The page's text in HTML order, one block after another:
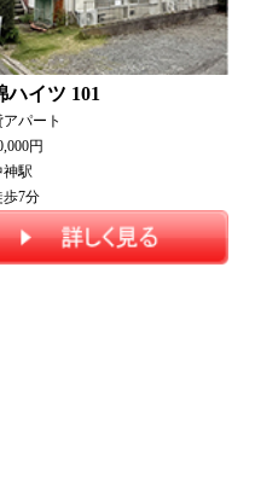
ハイツ 101
アパート
円
神駅
歩7分